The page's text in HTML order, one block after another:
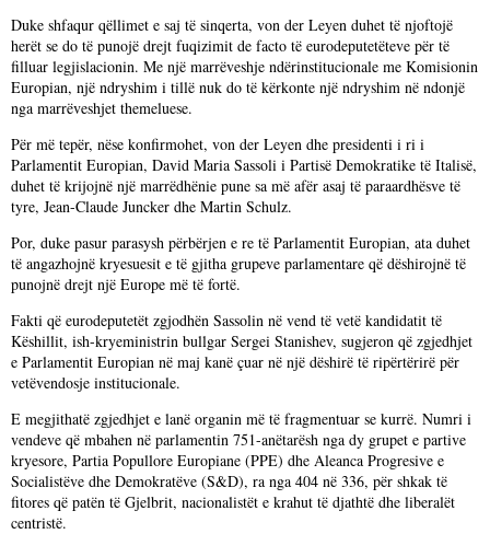
Duke shfaqur qëllimet e saj të sinqerta, von der Leyen duhet të njoftojë
herët se do të punojë drejt fuqizimit de facto të eurodeputetëteve për të
filluar legjislacionin. Me një marrëveshje ndërinstitucionale me Komisionin
Europian, një ndryshim i tillë nuk do të kërkonte një ndryshim në ndonjë
nga marrëveshjet themeluese.
Për më tepër, nëse konfirmohet, von der Leyen dhe presidenti i ri i
Parlamentit Europian, David Maria Sassoli i Partisë Demokratike të Italisë,
duhet të krijojnë një marrëdhënie pune sa më afër asaj të paraardhësve të
tyre, Jean-Claude Juncker dhe Martin Schulz.
Por, duke pasur parasysh përbërjen e re të Parlamentit Europian, ata duhet
të angazhojnë kryesuesit e të gjitha grupeve parlamentare që dëshirojnë të
punojnë drejt një Europe më të fortë.
Fakti që eurodeputetët zgjodhën Sassolin në vend të vetë kandidatit të
Këshillit, ish-kryeministrin bullgar Sergei Stanishev, sugjeron që zgjedhjet
e Parlamentit Europian në maj kanë çuar në një dëshirë të ripërtërirë për
vetëvendosje institucionale.
E megjithatë zgjedhjet e lanë organin më të fragmentuar se kurrë. Numri i
vendeve që mbahen në parlamentin 751-anëtarësh nga dy grupet e partive
kryesore, Partia Popullore Europiane (PPE) dhe Aleanca Progresive e
Socialistëve dhe Demokratëve (S&D), ra nga 404 në 336, për shkak të
fitores që patën të Gjelbrit, nacionalistët e krahut të djathtë dhe liberalët
centristë.